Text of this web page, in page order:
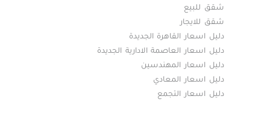
شقق للبيع
شقق للايجار
دليل اسعار القاهرة الجديدة
دليل اسعار العاصمة الادارية الجديدة
دليل اسعار المهندسين
دليل اسعار المعادي
دليل اسعار التجمع